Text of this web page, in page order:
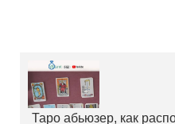
Таро абьюзер, как